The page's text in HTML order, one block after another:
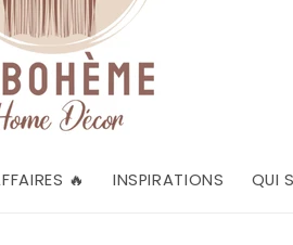
🔥 INSPIRATIONS QUI